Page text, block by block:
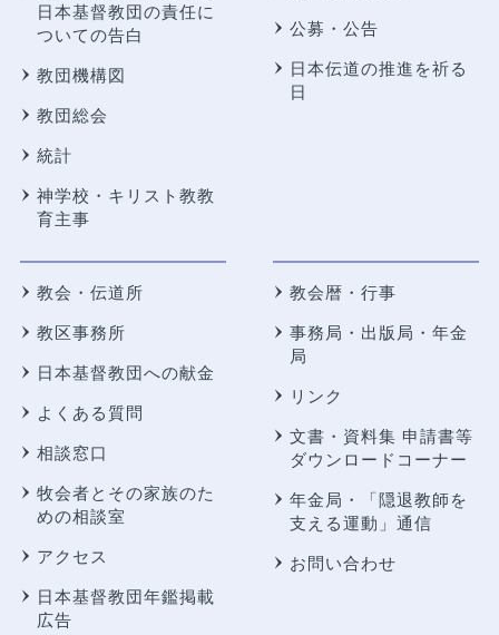
日本基督教団の責任に
ついての告白
教団機構図
教団総会
統計
神学校・キリスト教教
育主事
公募・公告
日本伝道の推進を祈る
日
教会・伝道所
教区事務所
日本基督教団への献金
よくある質問
相談窓口
牧会者とその家族のた
めの相談室
アクセス
日本基督教団年鑑掲載
広告
教会暦・行事
事務局・出版局・年金
局
リンク
文書・資料集 申請書等
ダウンロードコーナー
年金局・
「隠退教師を
支える運動」通信
お問い合わせ